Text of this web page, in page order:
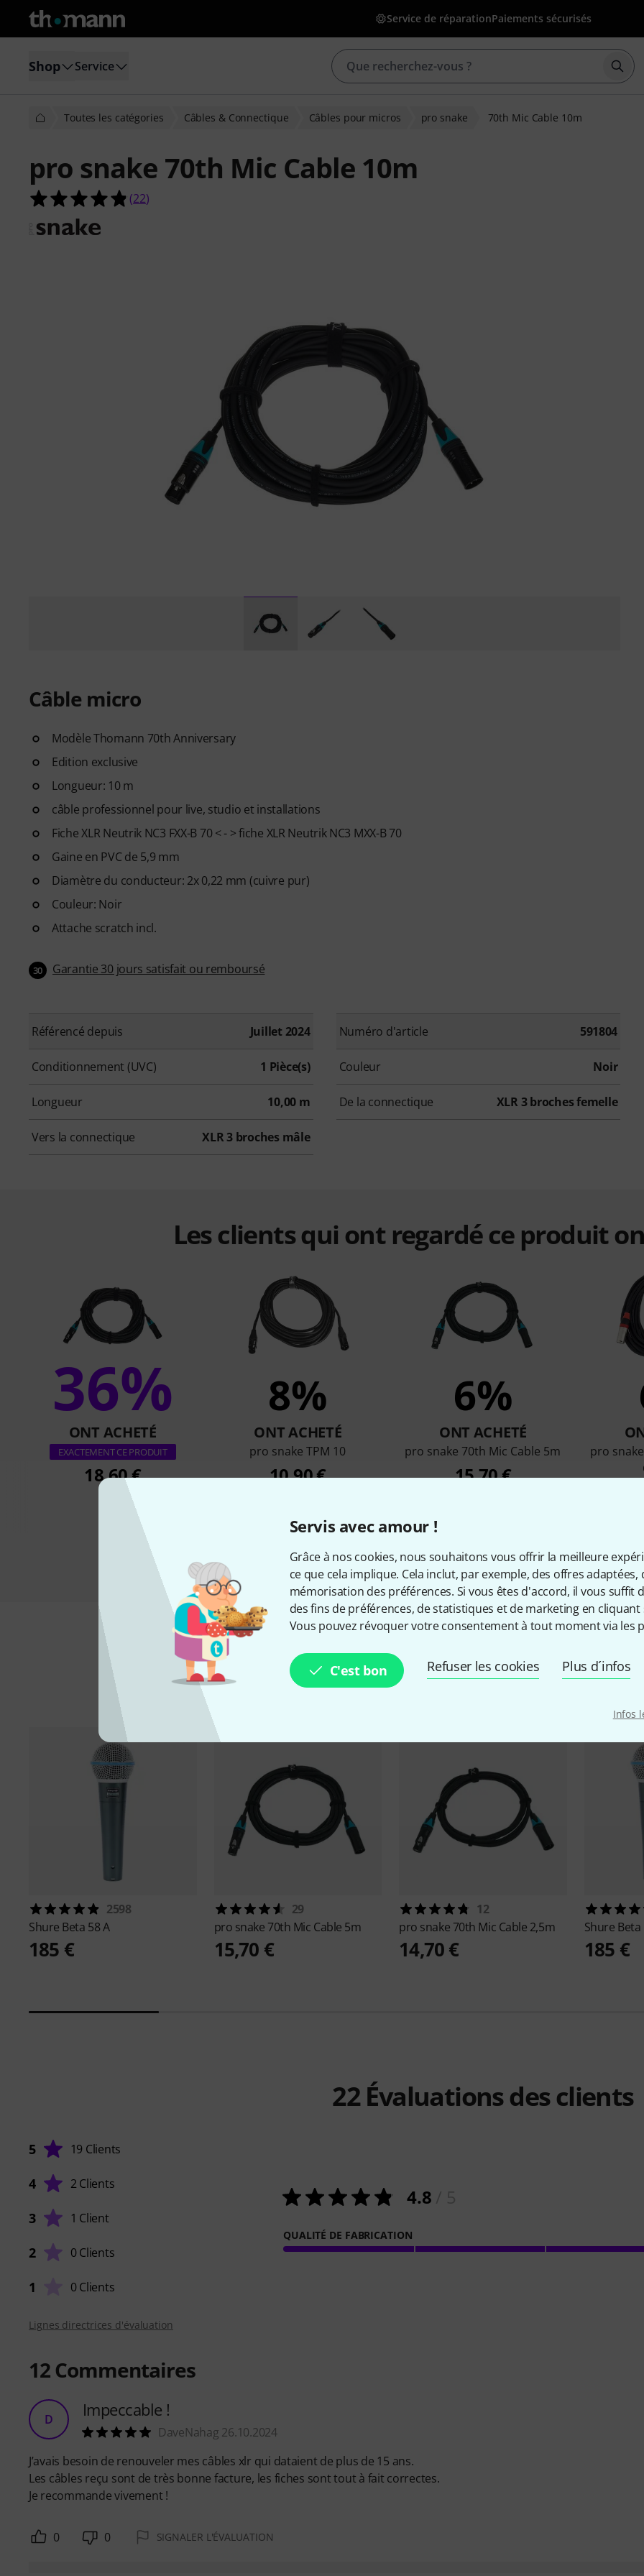
Servis avec amour !
Grâce à nos cookies, nous souhaitons vous offrir la meilleure
ce que cela implique. Cela inclut, par exemple, des offres
mémorisation des préférences. Si vous êtes d'accord, il vous suffit
des fins de préférences, de statistiques et de marketing en
Vous pouvez révoquer votre consentement à tout moment via les
C'est bon Refuser les cookies Plus d´infos
Infos
Service de réparationPaiements sécurisés
Shop Service
Toutes les catégories Câbles & Connectique Câbles pour micros pro snake 70th Mic Cable 10m
pro snake 70th Mic Cable 10m
4.8 étoiles sur 5 d'après 22 évaluations clients
(22)
Câble micro
Modèle Thomann 70th Anniversary
Edition exclusive
Longueur: 10 m
câble professionnel pour live, studio et installations
Fiche XLR Neutrik NC3 FXX-B 70 < - > fiche XLR Neutrik NC3 MXX-B 70
Gaine en PVC de 5,9 mm
Diamètre du conducteur: 2x 0,22 mm (cuivre pur)
Couleur: Noir
Attache scratch incl.
30 Garantie 30 jours satisfait ou remboursé
Référencé depuis Juillet 2024 Numéro d'article 591804
Conditionnement (UVC) 1 Pièce(s) Couleur Noir
Longueur 10,00 m De la connectique XLR 3 broches femelle
Vers la connectique XLR 3 broches mâle
Les clients qui ont regardé ce produit
36%
ONT ACHETÉ
EXACTEMENT CE PRODUIT
18,60 €
8%
ONT ACHETÉ
pro snake TPM 10
10,90 €
6%
ONT ACHETÉ
pro snake 70th Mic Cable 5m
15,70 €
pro
Comparer
Accessoires & articles
2598
Shure Beta 58 A
185 €
29
pro snake 70th Mic Cable 5m
15,70 €
12
pro snake 70th Mic Cable 2,5m
14,70 €
Shure Beta
185 €
22Évaluations des clients
5 19 Clients
4 2 Clients
3 1 Client
2 0 Clients
1 0 Clients
4.8
QUALITÉ DE FABRICATION
Lignes directrices d'évaluation
12 Commentaires
D Impeccable !
DaveNahag 26.10.2024
J’avais besoin de renouveler mes câbles xlr qui dataient de plus de 15 ans.
Les câbles reçu sont de très bonne facture, les fiches sont tout à fait correctes.
Je recommande vivement !
0 0 SIGNALER L'ÉVALUATION